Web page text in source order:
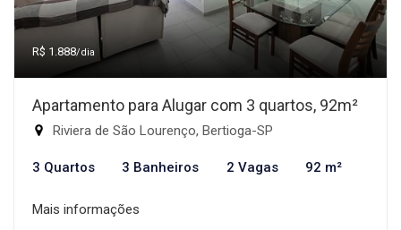
R$ 1.888/dia
Apartamento para Alugar com 3 quartos, 92m²
Riviera de São Lourenço, Bertioga-SP
3 Quartos 3 Banheiros 2 Vagas 92 m²
Mais informações